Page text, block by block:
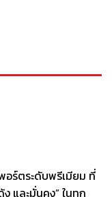
อร์ตระดับพรีเมียม ที่
และมั่นคง” ในทุก